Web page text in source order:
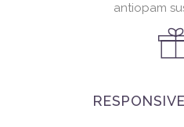
antiopam